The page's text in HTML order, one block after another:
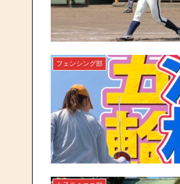
フェンシング部